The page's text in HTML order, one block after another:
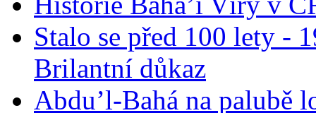
Stalo se před 100 lety -
Brilantní důkaz
Abdu’l-Bahá na palubě